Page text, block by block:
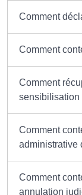
Comment
Comment
Comment
sensibilisation
Comment
administrative
Comment
annulation